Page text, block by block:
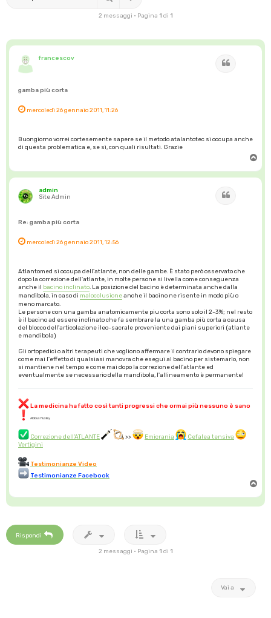
2 messaggi • Pagina 1 di 1
francescov
gamba più corta
mercoledì 26 gennaio 2011, 11:26
Buongiorno vorrei cortesemente sapere se il metodo atalantotec si occupa anche
di questa problematica e, se sì, con quali risultati. Grazie
p
admin
Site Admin
Re: gamba più corta
mercoledì 26 gennaio 2011, 12:56
Atlantomed si occupa dell'atlante, non delle gambe. È stato però osservato che
dopo la correzione dell'atlante, in molte persone si livella come conseguenza
anche il bacino inclinato . La posizione del bacino è determinata anche dalla
mandibola, in caso di malocclusioneanche il bacino ne risente in modo più o
meno marcato.
Le persone con una gamba anatomicamente piu corta sono solo il 2-3%; nel resto
è il bacino ad essere inclinato che fa sembrare la una gamba più corta a causa
del blocco dell'articolazione ileo-sacrale proveniente dai piani superiori (atlante
e mandibola)
Gli ortopedici o altri terapeuti che vogliono affermare il contrario devono spiegare
come mai l'effetto di qualsiasi manovra che esegui al bacino per sistemarlo, non
si mantiene nel tempo e come mai dopo la correzione dell'atlante ed
eventualmente se necessario della mandibola, l'allineamento è permanente!
La medicina ha fatto così tanti progressi che ormai più nessuno è sano
Aldous Huxley
Correzione dell'ATLANTE >> Emicrania
Cefalea tensiva
Vertigini
Testimonianze Video
Testimonianze Facebook
p
Rispondi
2 messaggi • Pagina 1 di 1
Vai a